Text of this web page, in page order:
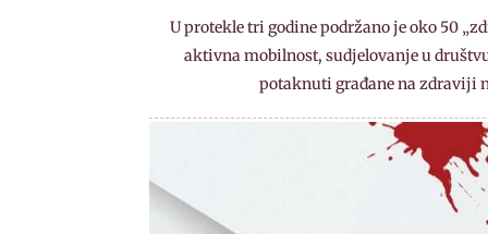
U protekle tri godine podržano je oko 50
aktivna mobilnost, sudjelovanje u
potaknuti građane na zdraviji